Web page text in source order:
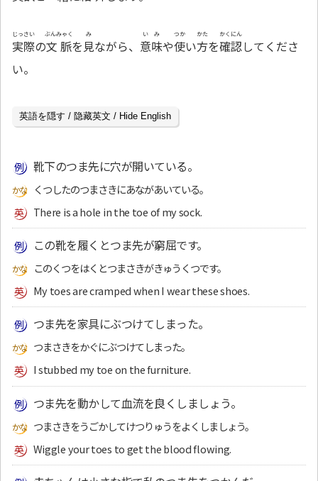
実際
じっさい
の文脈
ぶんみゃく
を見
み
ながら、 意味
いみ
や使
つか
い方
かた
を確認
かくにん
してくださ
い。
英語を隠す / 隐藏英文 / Hide English
靴下のつま先に穴が開いている。
くつしたのつまさきにあながあいている。
There is a hole in the toe of my sock.
この靴を履くとつま先が窮屈です。
このくつをはくとつまさきがきゅうくつです。
My toes are cramped when I wear these shoes.
つま先を家具にぶつけてしまった。
つまさきをかぐにぶつけてしまった。
I stubbed my toe on the furniture.
つま先を動かして血流を良くしましょう。
つまさきをうごかしてけつりゅうをよくしましょう。
Wiggle your toes to get the blood flowing.